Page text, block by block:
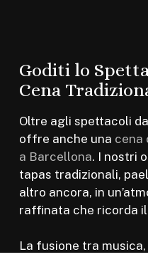
Goditi lo
Cena
Oltre agli spettacoli
offre anche una cena
a Barcellona. I nostri
tapas tradizionali,
altro ancora, in
raffinata che ricorda
La fusione tra